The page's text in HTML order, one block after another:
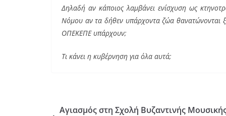
Δηλαδή αν κάποιος λαμβάνει ενίσχυση ως
Νόμου αν τα δήθεν υπάρχοντα ζώα θανατώνονται
ΟΠΕΚΕΠΕ υπάρχουν;
Τι κάνει η κυβέρνηση για όλα αυτά;
Αγιασμός στη Σχολή Βυζαντινής